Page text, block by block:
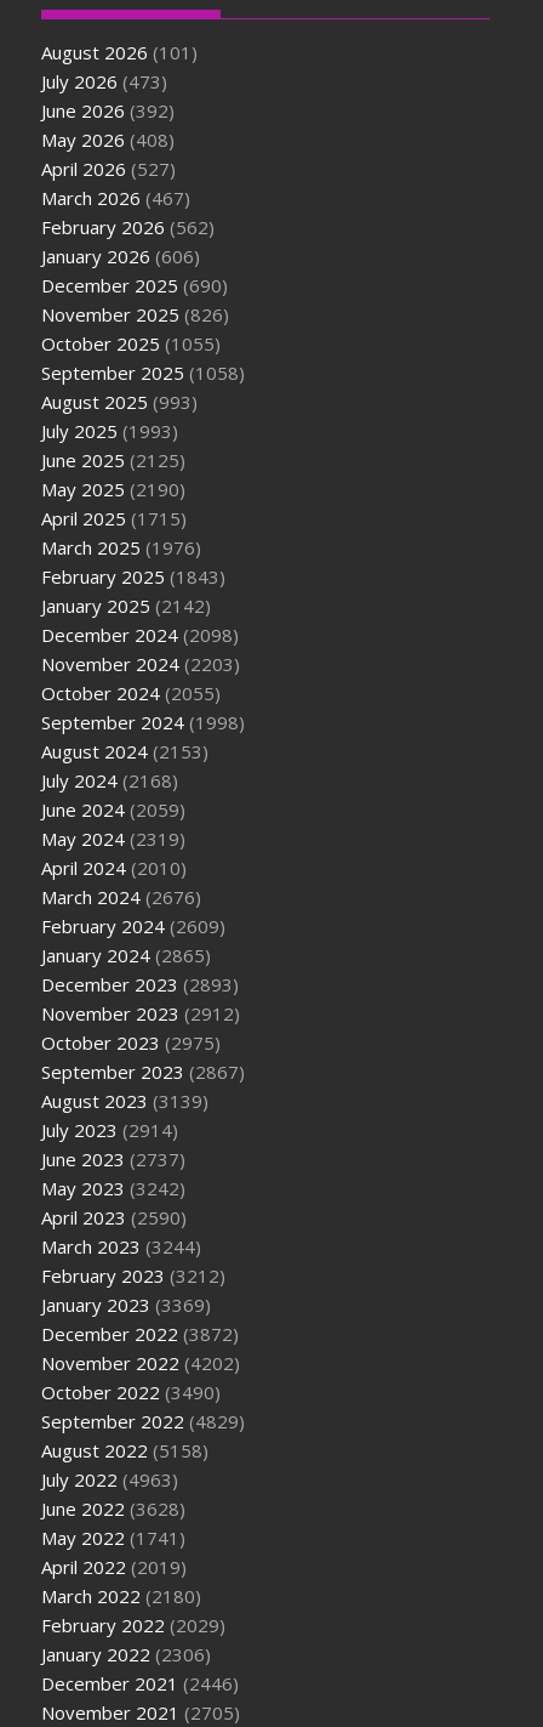
August 2026 (101)
July 2026 (473)
June 2026 (392)
May 2026 (408)
April 2026 (527)
March 2026 (467)
February 2026 (562)
January 2026 (606)
December 2025 (690)
November 2025 (826)
October 2025 (1055)
September 2025 (1058)
August 2025 (993)
July 2025 (1993)
June 2025 (2125)
May 2025 (2190)
April 2025 (1715)
March 2025 (1976)
February 2025 (1843)
January 2025 (2142)
December 2024 (2098)
November 2024 (2203)
October 2024 (2055)
September 2024 (1998)
August 2024 (2153)
July 2024 (2168)
June 2024 (2059)
May 2024 (2319)
April 2024 (2010)
March 2024 (2676)
February 2024 (2609)
January 2024 (2865)
December 2023 (2893)
November 2023 (2912)
October 2023 (2975)
September 2023 (2867)
August 2023 (3139)
July 2023 (2914)
June 2023 (2737)
May 2023 (3242)
April 2023 (2590)
March 2023 (3244)
February 2023 (3212)
January 2023 (3369)
December 2022 (3872)
November 2022 (4202)
October 2022 (3490)
September 2022 (4829)
August 2022 (5158)
July 2022 (4963)
June 2022 (3628)
May 2022 (1741)
April 2022 (2019)
March 2022 (2180)
February 2022 (2029)
January 2022 (2306)
December 2021 (2446)
November 2021 (2705)